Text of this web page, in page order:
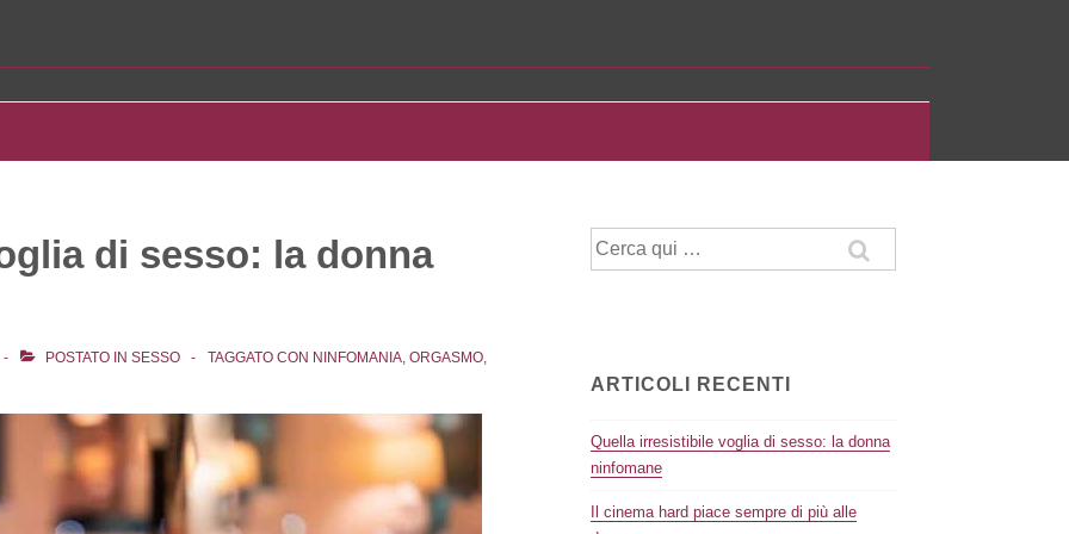
di sesso: la donna
POSTATO IN SESSO TAGGATO CON NINFOMANIA, ORGASMO,
Cerca:
ARTICOLI RECENTI
Quella irresistibile voglia di sesso: la donna
ninfomane
Il cinema hard piace sempre di più alle